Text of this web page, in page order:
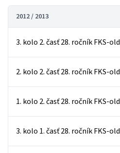
2012 / 2013
3. kolo 2. časť 28. ročník FKS-old
2. kolo 2. časť 28. ročník FKS-old
1. kolo 2. časť 28. ročník FKS-old
3. kolo 1. časť 28. ročník FKS-old